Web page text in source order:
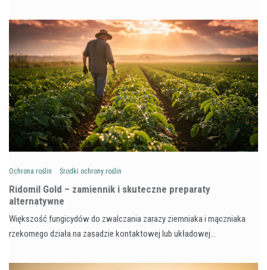
Ochrona roślin Środki ochrony roślin
Ridomil Gold – zamiennik i skuteczne preparaty
alternatywne
Większość fungicydów do zwalczania zarazy ziemniaka i mączniaka
rzekomego działa na zasadzie kontaktowej lub układowej…